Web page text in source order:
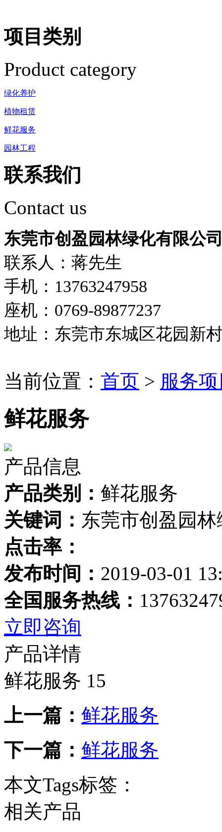
项目类别
Product category
绿化养护
植物租赁
鲜花服务
园林工程
联系我们
Contact us
东莞市创盈园林绿化有限公
联系人：蒋先生
手机：13763247958
座机：0769-89877237
地址：东莞市东城区花园新
当前位置： 首页 > 服务
鲜花服务
产品信息
产品类别： 鲜花服务
关键词： 东莞市创盈园
点击率：
发布时间： 2019-03-01
全国服务热线：
立即咨询
产品详情
鲜花服务 15
上一篇： 鲜花服务
下一篇： 鲜花服务
本文Tags标签：
相关产品